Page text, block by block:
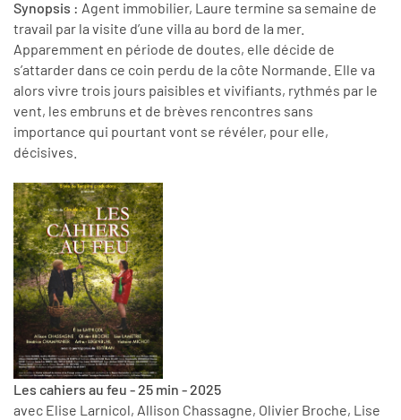
Synopsis : Agent immobilier, Laure termine sa semaine de
travail par la visite d’une villa au bord de la mer.
Apparemment en période de doutes, elle décide de
s’attarder dans ce coin perdu de la côte Normande. Elle va
alors vivre trois jours paisibles et vivifiants, rythmés par le
vent, les embruns et de brèves rencontres sans
importance qui pourtant vont se révéler, pour elle,
décisives.
Les cahiers au feu - 25 min - 2025
avec Elise Larnicol, Allison Chassagne, Olivier Broche, Lise